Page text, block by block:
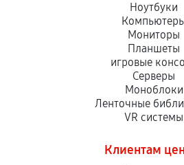
Ноутбуки
Мониторы
Планшеты
игровые
Серверы
Моноблоки
Ленточные
VR системы
Клиентам